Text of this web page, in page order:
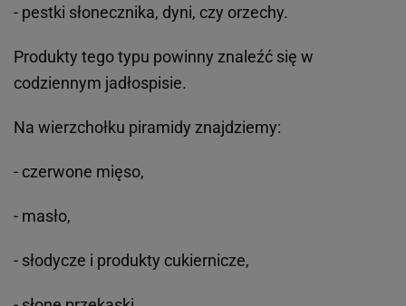
- pestki słonecznika, dyni, czy orzechy.
Produkty tego typu powinny znaleźć się w
codziennym jadłospisie.
Na wierzchołku piramidy znajdziemy:
- czerwone mięso,
- masło,
- słodycze i produkty cukiernicze,